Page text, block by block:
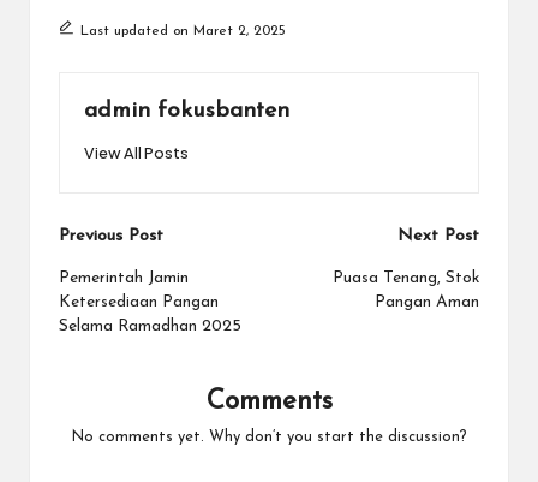
Last updated on Maret 2, 2025
admin fokusbanten
View All Posts
Post
navigation
Previous Post
Pemerintah Jamin
Ketersediaan Pangan
Selama Ramadhan 2025
Next Post
Puasa Tenang, Stok
Pangan Aman
Comments
No comments yet. Why don’t you start the discussion?